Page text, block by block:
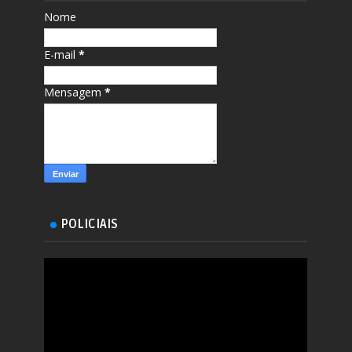
Nome
E-mail*
Mensagem*
POLICIAIS